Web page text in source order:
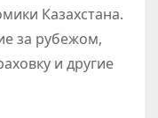
Казахстана.
за рубежом,
и другие